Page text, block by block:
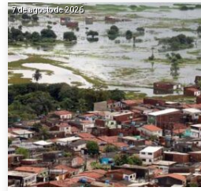
7 de agosto de 2026